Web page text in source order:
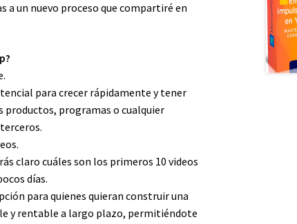
a un nuevo proceso que compartiré en
para crecer rápidamente y tener
programas o cualquier
claro cuáles son los primeros 10 videos
días.
para quienes quieran construir una
y rentable a largo plazo, permitiéndote